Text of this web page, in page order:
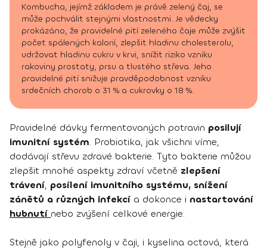
Kombucha, jejímž základem je právě zelený čaj, se
může pochválit stejnými vlastnostmi. Je vědecky
prokázáno, že pravidelné pití zeleného čaje může zvýšit
počet spálených kalorií, zlepšit hladinu cholesterolu,
udržovat hladinu cukru v krvi, snížit riziko vzniku
rakoviny prostaty, prsu a tlustého střeva. Jeho
pravidelné pití snižuje pravděpodobnost vzniku
srdečních chorob o 31 % a cukrovky o 18 %.
Pravidelné dávky fermentovaných potravin posilují
imunitní systém. Probiotika, jak všichni víme,
dodávají střevu zdravé bakterie. Tyto bakterie můžou
zlepšit mnohé aspekty zdraví včetně zlepšení
trávení, posílení imunitního systému, snížení
zánětů a různých infekcí a dokonce i nastartování
hubnutí nebo zvýšení celkové energie.
Stejně jako polyfenoly v čaji, i kyselina octová, která